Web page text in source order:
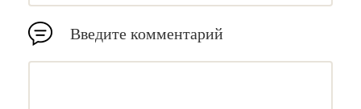
Введите комментарий